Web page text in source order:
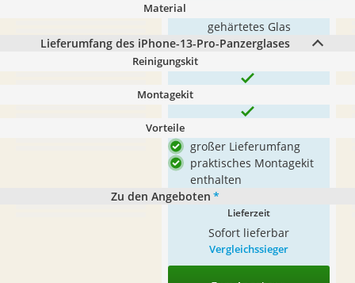
Material
gehärtetes Glas
Lieferumfang des iPhone-13-Pro-Panzerglases
Reinigungskit
Montagekit
Vorteile
großer Lieferumfang
praktisches Montagekit
enthalten
Zu den Angeboten *
Lieferzeit
Sofort lieferbar
Vergleichssieger